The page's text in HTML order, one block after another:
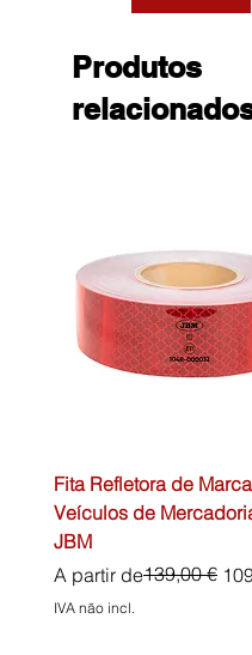
Produtos
Fita Refletora de
Veículos de
JBM
A partir de
Preço normal139,00 €
Preço promocional
IVA não incl.